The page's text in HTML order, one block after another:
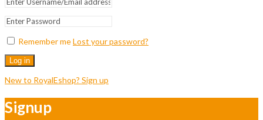
Remember meLost your password?
Log in
New to RoyalEshop? Sign up
Signup